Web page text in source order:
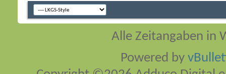
Alle Zeitangaben in
Powered by